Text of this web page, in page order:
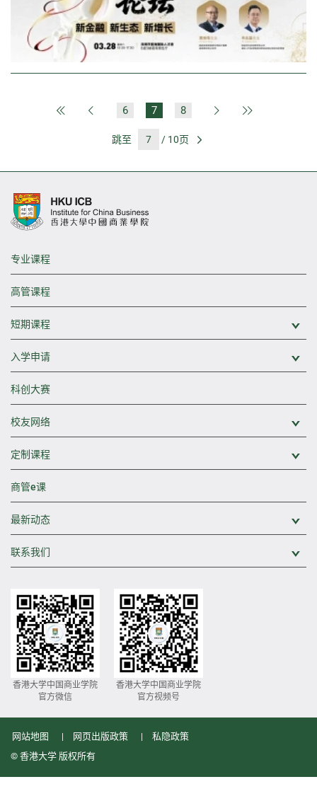
第一页 上一页
6 7 8 下一页
跳至 / 10页
专业课程
高管课程
短期课程
入学申请
科创大赛
校友网络
定制课程
商管e课
最新动态
联系我们
香港大学中国商业学院
官方微信
香港大学中国商业学院
官方视频号
网站地图 网页出版政策
私隐政策
© 香港大学 版权所有